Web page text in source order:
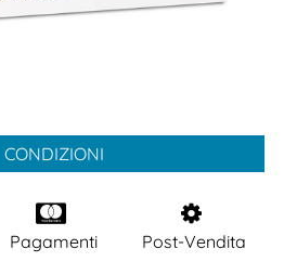
CONDIZIONI
Pagamenti Post-Vendita